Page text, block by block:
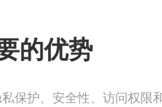
的优势
保护、安全性、访问权限